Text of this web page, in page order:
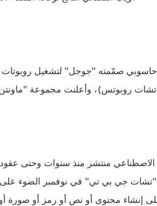
الاصطناعي منتشر منذ سنوات وحتى
جي بي تي" في نوفمبر الضوء على